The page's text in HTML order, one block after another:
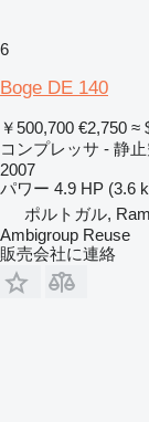
6
Boge DE 140
￥500,700 €2,750 ≈
コンプレッサ - 静
2007
パワー 4.9 HP (3.6
ポルトガル,
Ambigroup Reuse
販売会社に連絡